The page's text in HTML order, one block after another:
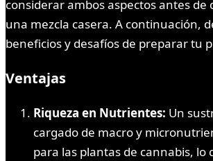
considerar ambos aspectos antes de
una mezcla casera. A continuación,
beneficios y desafíos de preparar tu
Ventajas
Riqueza en Nutrientes: Un
cargado de macro y
para las plantas de cannabis, lo